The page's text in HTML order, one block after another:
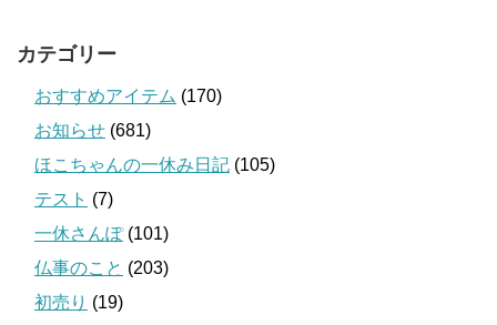
カテゴリー
おすすめアイテム (170)
お知らせ (681)
ほこちゃんの一休み日記 (105)
テスト (7)
一休さんぽ(101)
仏事のこと (203)
初売り (19)